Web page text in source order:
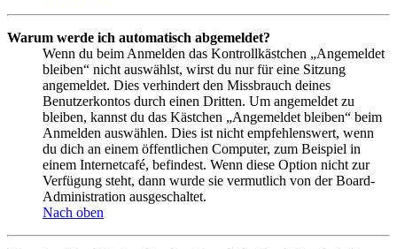
Warum werde ich automatisch abgemeldet?
Wenn du beim Anmelden das Kontrollkästchen „Angemeldet
bleiben“ nicht auswählst, wirst du nur für eine Sitzung
angemeldet. Dies verhindert den Missbrauch deines
Benutzerkontos durch einen Dritten. Um angemeldet zu
bleiben, kannst du das Kästchen „Angemeldet bleiben“ beim
Anmelden auswählen. Dies ist nicht empfehlenswert, wenn
du dich an einem öffentlichen Computer, zum Beispiel in
einem Internetcafé, befindest. Wenn diese Option nicht zur
Verfügung steht, dann wurde sie vermutlich von der Board-
Administration ausgeschaltet.
Nach oben